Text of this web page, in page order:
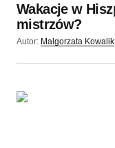
Wakacje w
mistrzów?
Autor: Malgorzata Kowalik